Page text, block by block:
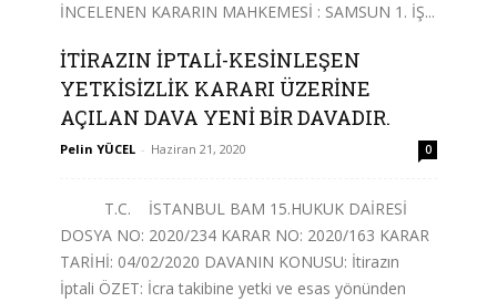
İNCELENEN KARARIN MAHKEMESİ : SAMSUN 1. İŞ...
Devamını Oku
İTİRAZIN İPTALİ-KESİNLEŞEN
YETKİSİZLİK KARARI ÜZERİNE
AÇILAN DAVA YENİ BİR DAVADIR.
Pelin YÜCEL - Haziran 21, 2020 0
T.C. İSTANBUL BAM 15.HUKUK DAİRESİ
DOSYA NO: 2020/234 KARAR NO: 2020/163 KARAR
TARİHİ: 04/02/2020 DAVANIN KONUSU: İtirazın
İptali ÖZET: İcra takibine yetki ve esas yönünden